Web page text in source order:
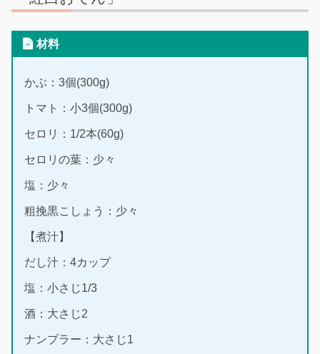
材料
かぶ：3個(300g)
トマト：小3個(300g)
セロリ：1/2本(60g)
セロリの葉：少々
塩：少々
粗挽黒こしょう：少々
【煮汁】
だし汁：4カップ
塩：小さじ1/3
酒：大さじ2
ナンプラー：大さじ1